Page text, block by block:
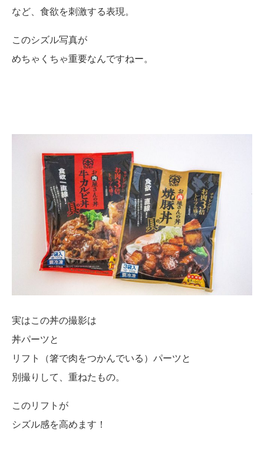
など、食欲を刺激する表現。
このシズル写真が
めちゃくちゃ重要なんですねー。
実はこの丼の撮影は
丼パーツと
リフト（箸で肉をつかんでいる）パーツと
別撮りして、重ねたもの。
このリフトが
シズル感を高めます！